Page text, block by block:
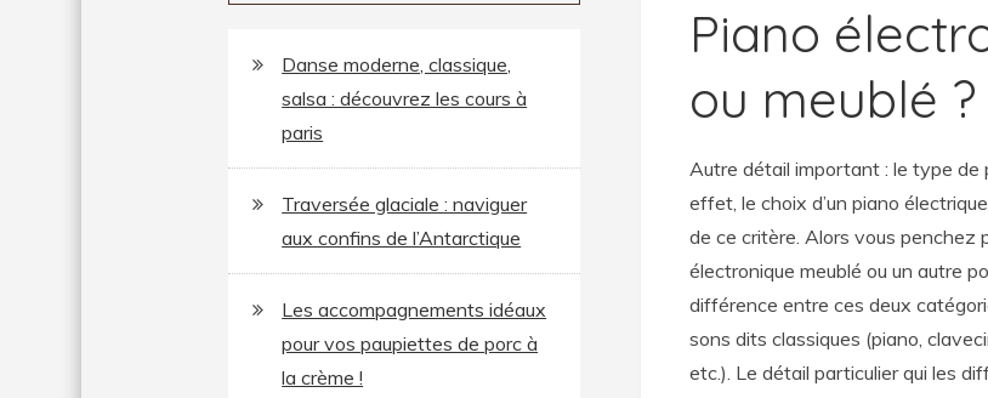
Piano
ou meublé ?
Autre détail important : le type de
effet, le choix d’un piano
de ce critère. Alors vous penchez
électronique meublé ou un autre
différence entre ces deux
sons dits classiques (piano,
etc.). Le détail particulier qui les
Danse moderne, classique,
salsa : découvrez les cours à
paris
Traversée glaciale : naviguer
aux confins de l’Antarctique
Les accompagnements idéaux
pour vos paupiettes de porc à
la crème !